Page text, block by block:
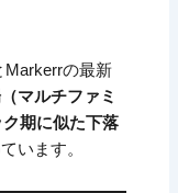
Markerrの最新
マルチファミ
期に似た下落
います。